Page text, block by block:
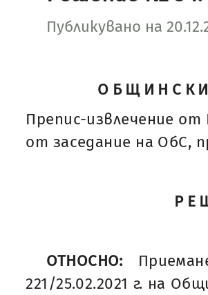
Публикувано на
Препис-извлечение
от заседание на ОбС,
ОТНОСНО:
221/25.02.2021 г. на